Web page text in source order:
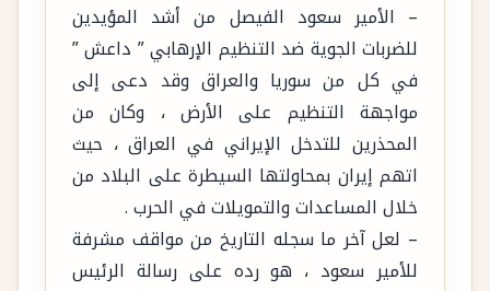
– الأمير سعود الفيصل من أشد المؤيدين
للضربات الجوية ضد التنظيم الإرهابي ” داعش ”
في كل من سوريا والعراق وقد دعى إلى
مواجهة التنظيم على الأرض ، وكان من
المحذرين للتدخل الإيراني في العراق ، حيث
اتهم إيران بمحاولتها السيطرة على البلاد من
خلال المساعدات والتمويلات في الحرب .
– لعل آخر ما سجله التاريخ من مواقف مشرفة
للأمير سعود ، هو رده على رسالة الرئيس